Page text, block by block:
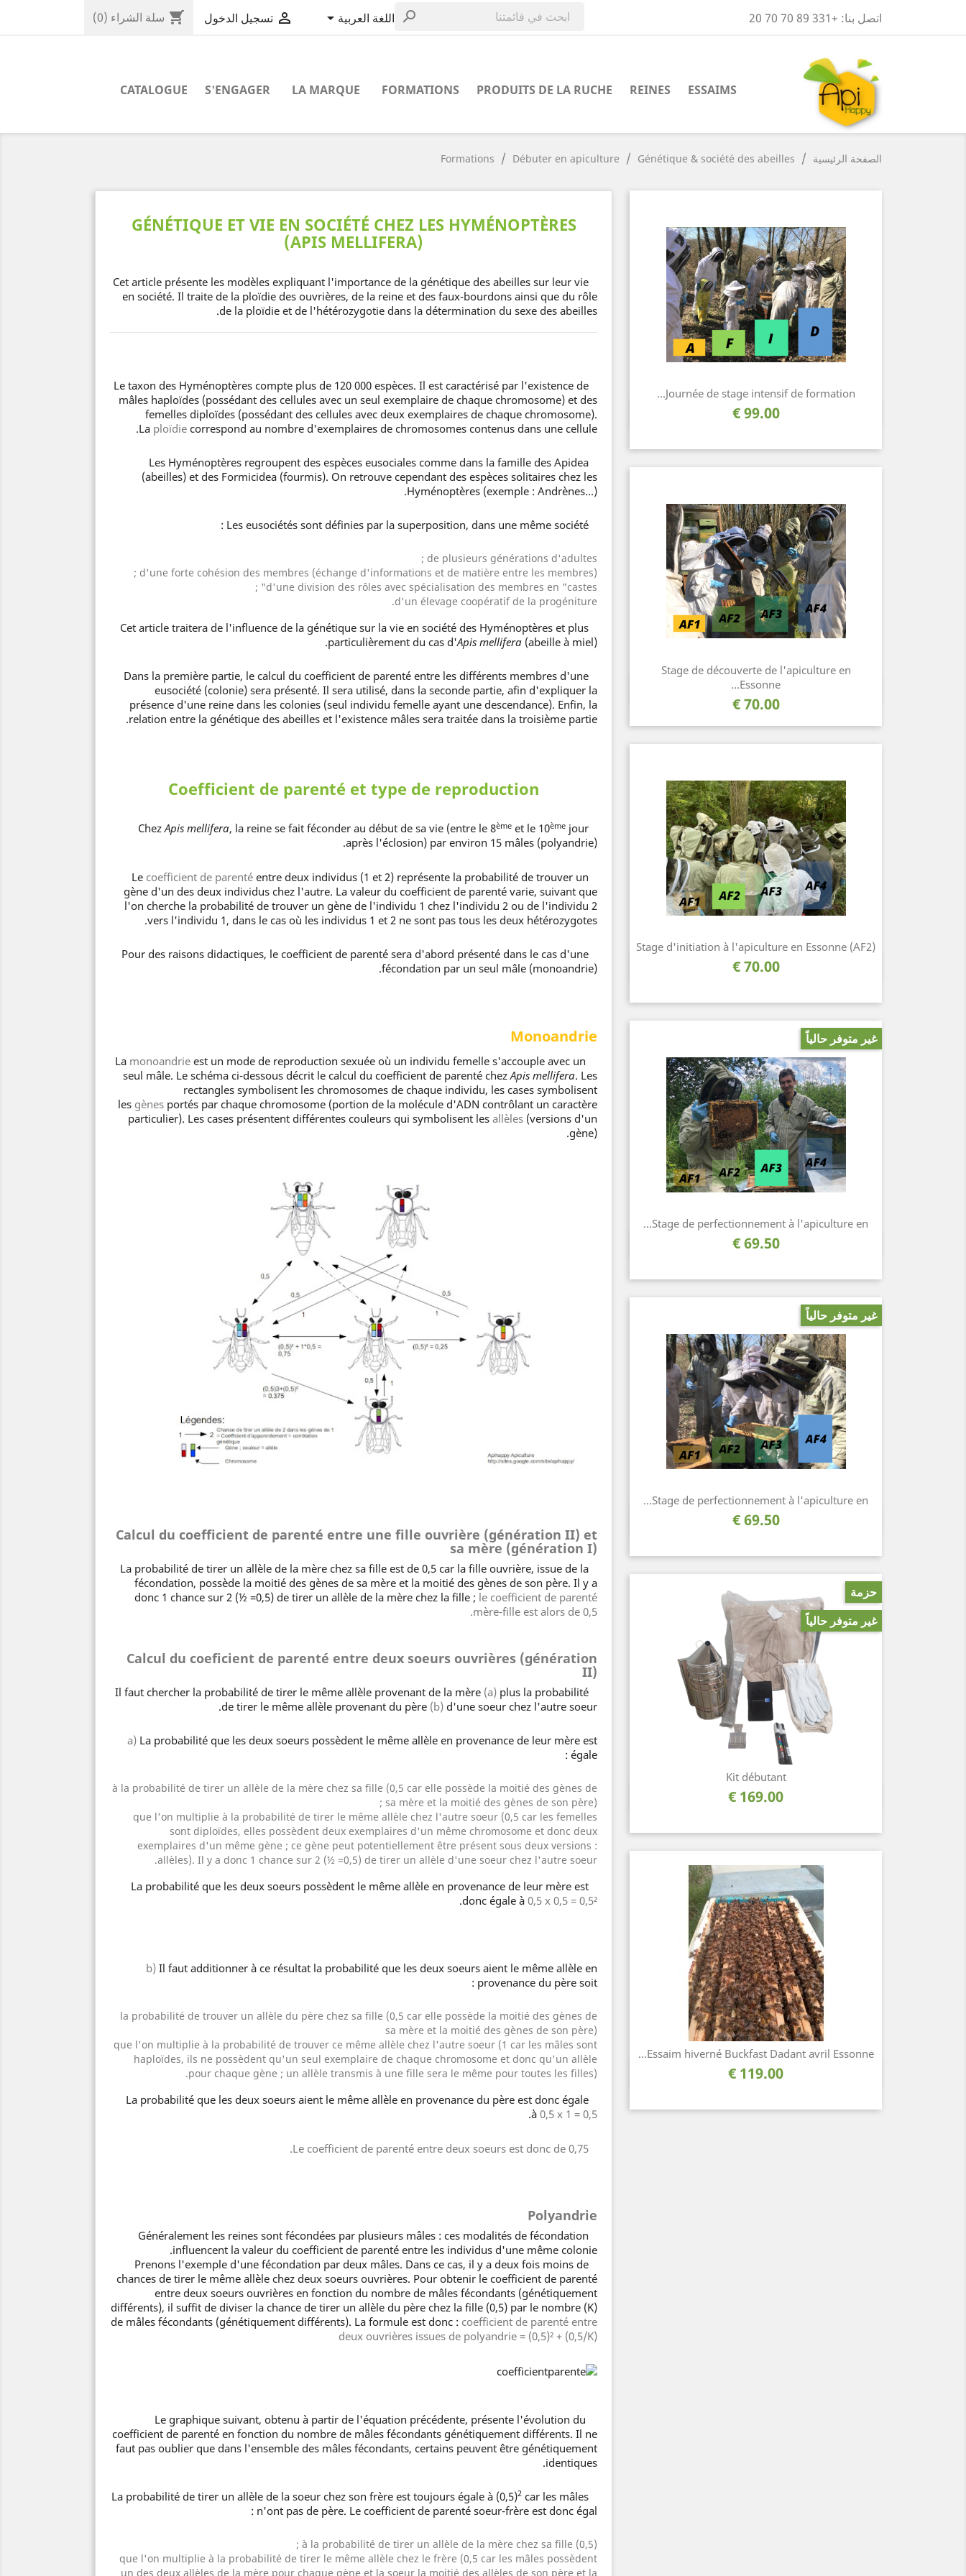
اتصل بنا: +331 89 70 70 20
 اللغة العربية
 تسجيل الدخول shopping_cart سلة الشراء (0)
ESSAIMS
REINES
PRODUITS DE LA RUCHE
FORMATIONS
LA MARQUE
S'ENGAGER
CATALOGUE
الصفحة الرئيسية Formations Débuter en apiculture Génétique & société des abeilles
GÉNÉTIQUE ET VIE EN SOCIÉTÉ CHEZ LES HYMÉNOPTÈRES
(APIS MELLIFERA)
Cet article présente les modèles expliquant l'importance de la génétique des abeilles sur leur vie
en société. Il traite de la ploïdie des ouvrières, de la reine et des faux-bourdons ainsi que du rôle
de la ploïdie et de l'hétérozygotie dans la détermination du sexe des abeilles.
Le taxon des Hyménoptères compte plus de 120 000 espèces. Il est caractérisé par l'existence de
mâles haploïdes (possédant des cellules avec un seul exemplaire de chaque chromosome) et des
femelles diploïdes (possédant des cellules avec deux exemplaires de chaque chromosome).
La ploïdie correspond au nombre d'exemplaires de chromosomes contenus dans une cellule.
Les Hyménoptères regroupent des espèces eusociales comme dans la famille des Apidea
(abeilles) et des Formicidea (fourmis). On retrouve cependant des espèces solitaires chez les
Hyménoptères (exemple : Andrènes...).
de plusieurs générations d'adultes ;
d'une forte cohésion des membres (échange d'informations et de matière entre les membres) ;
d'une division des rôles avec spécialisation des membres en "castes" ;
d'un élevage coopératif de la progéniture.
Cet article traitera de l'influence de la génétique sur la vie en société des Hyménoptères et plus
particulièrement du cas d'Apis mellifera (abeille à miel).
Dans la première partie, le calcul du coefficient de parenté entre les différents membres d'une
eusociété (colonie) sera présenté. Il sera utilisé, dans la seconde partie, afin d'expliquer la
présence d'une reine dans les colonies (seul individu femelle ayant une descendance). Enfin, la
relation entre la génétique des abeilles et l'existence mâles sera traitée dans la troisième partie.
Coefficient de parenté et type de reproduction
Apis mellifera, la reine se fait féconder au début de sa vie (entre le 8ème et le 10ème jour
après l'éclosion) par environ 15 mâles (polyandrie).
coefficient de parenté entre deux individus (1 et 2) représente la probabilité de trouver un
gène d'un des deux individus chez l'autre. La valeur du coefficient de parenté varie, suivant que
l'on cherche la probabilité de trouver un gène de l'individu 1 chez l'individu 2 ou de l'individu 2
vers l'individu 1, dans le cas où les individus 1 et 2 ne sont pas tous les deux hétérozygotes.
Pour des raisons didactiques, le coefficient de parenté sera d'abord présenté dans le cas d'une
fécondation par un seul mâle (monoandrie).
Monoandrie
monoandrie est un mode de reproduction sexuée où un individu femelle s'accouple avec un
seul mâle. Le schéma ci-dessous décrit le calcul du coefficient de parenté chezApis mellifera. Les
rectangles symbolisent les chromosomes de chaque individu, les cases symbolisent
les gènes portés par chaque chromosome (portion de la molécule d'ADN contrôlant un caractère
particulier). Les cases présentent différentes couleurs qui symbolisent les allèles (versions d'un
gène).
Calcul du coefficient de parenté entre une fille ouvrière (génération II) et
sa mère (génération I)
La probabilité de tirer un allèle de la mère chez sa fille est de 0,5 car la fille ouvrière, issue de la
fécondation, possède la moitié des gènes de sa mère et la moitié des gènes de son père. Il y a
donc 1 chance sur 2 (½ =0,5) de tirer un allèle de la mère chez la fille ; le coefficient de parenté
mère-fille est alors de 0,5.
Calcul du coeficient de parenté entre deux soeurs ouvrières (génération
II)
(a) plus la probabilité
de tirer le même allèle provenant du père (b) d'une soeur chez l'autre soeur.
a) La probabilité que les deux soeurs possèdent le même allèle en provenance de leur mère est
égale :
à la probabilité de tirer un allèle de la mère chez sa fille (0,5 car elle possède la moitié des gènes de
sa mère et la moitié des gènes de son père) ;
que l'on multiplie à la probabilité de tirer le même allèle chez l'autre soeur (0,5 car les femelles
sont diploïdes, elles possèdent deux exemplaires d'un même chromosome et donc deux
exemplaires d'un même gène ; ce gène peut potentiellement être présent sous deux versions :
allèles). Il y a donc 1 chance sur 2 (½ =0,5) de tirer un allèle d'une soeur chez l'autre soeur.
La probabilité que les deux soeurs possèdent le même allèle en provenance de leur mère est
donc égale à 0,5 x 0,5 = 0,5²
.
b) Il faut additionner à ce résultat la probabilité que les deux soeurs aient le même allèle en
provenance du père soit :
la probabilité de trouver un allèle du père chez sa fille (0,5 car elle possède la moitié des gènes de
sa mère et la moitié des gènes de son père)
que l'on multiplie à la probabilité de trouver ce même allèle chez l'autre soeur (1 car les mâles sont
haploïdes, ils ne possèdent qu'un seul exemplaire de chaque chromosome et donc qu'un allèle
pour chaque gène ; un allèle transmis à une fille sera le même pour toutes les filles).
La probabilité que les deux soeurs aient le même allèle en provenance du père est donc égale
à 0,5 x 1 = 0,5
.
Polyandrie
Généralement les reines sont fécondées par plusieurs mâles : ces modalités de fécondation
influencent la valeur du coefficient de parenté entre les individus d'une même colonie.
Prenons l'exemple d'une fécondation par deux mâles. Dans ce cas, il y a deux fois moins de
chances de tirer le même allèle chez deux soeurs ouvrières. Pour obtenir le coefficient de parenté
entre deux soeurs ouvrières en fonction du nombre de mâles fécondants (génétiquement
différents), il suffit de diviser la chance de tirer un allèle du père chez la fille (0,5) par le nombre (K)
de mâles fécondants (génétiquement différents). La formule est donc : coefficient de parenté entre
deux ouvrières issues de polyandrie = (0,5)² + (0,5/K)
Le graphique suivant, obtenu à partir de l'équation précédente, présente l'évolution du
coefficient de parenté en fonction du nombre de mâles fécondants génétiquement différents. Il ne
faut pas oublier que dans l'ensemble des mâles fécondants, certains peuvent être génétiquement
identiques.
2 car les mâles
n'ont pas de père. Le coefficient de parenté soeur-frère est donc égal :
à la probabilité de tirer un allèle de la mère chez sa fille (0,5) ;
que l'on multiplie à la probabilité de tirer le même allèle chez le frère (0,5 car les mâles possèdent
un des deux allèles de la mère pour chaque gène et la soeur la moitié des allèles de son père et la
Journée de stage intensif de formation...
السعر
99.00 €نظرة سريعة
Stage de découverte de l'apiculture en
Essonne...
السعر
70.00 €
نظرة سريعة
Stage d'initiation à l'apiculture en Essonne (AF2)
السعر
70.00 €نظرة سريعة
Stage de perfectionnement à l'apiculture en...
السعر
69.50 €
غير متوفر حالياً
نظرة سريعة
Stage de perfectionnement à l'apiculture en...
السعر
69.50 €
غير متوفر حالياً
نظرة سريعة
Kit débutant
السعر
169.00 €
حزمة
غير متوفر حالياً
نظرة سريعة
Essaim hiverné Buckfast Dadant avril Essonne...
السعر
119.00 €نظرة سريعة